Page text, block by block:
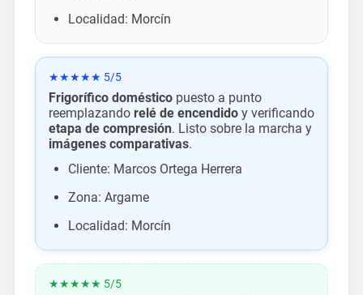
Localidad: Morcín
★★★★★ 5/5
Frigorífico domésticopuesto a punto
reemplazando relé de encendidoy verificando
etapa de compresión. Listo sobre la marcha y
imágenes comparativas.
Cliente: Marcos Ortega Herrera
Zona: Argame
Localidad: Morcín
★★★★★ 5/5